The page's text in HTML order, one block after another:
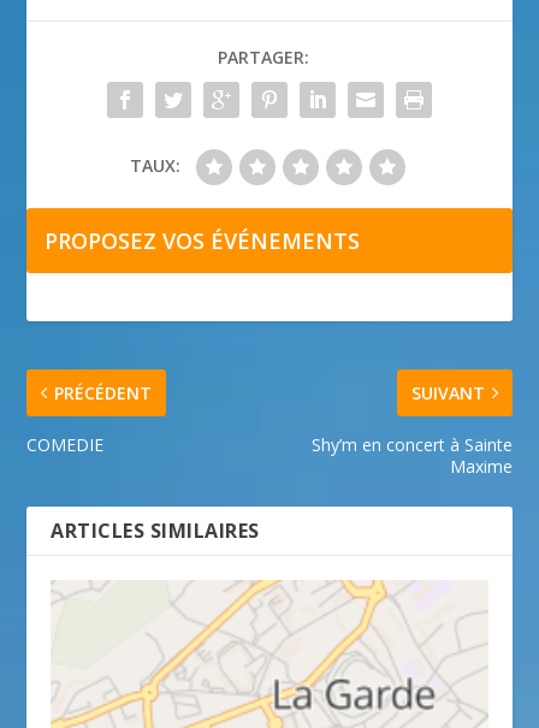
PARTAGER:
TAUX:
PROPOSEZ VOS ÉVÉNEMENTS
PRÉCÉDENT
COMEDIE
SUIVANT
Shy’m en concert à Sainte
Maxime
ARTICLES SIMILAIRES